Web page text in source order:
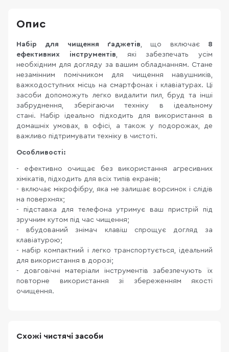
Опис
Набір для чищення ґаджетів, що включає 8
ефективних інструментів, які забезпечать усім
необхідним для догляду за вашим обладнанням. Стане
незамінним помічником для чищення навушників,
важкодоступних місць на смартфонах і клавіатурах. Ці
засоби допоможуть легко видалити пил, бруд та інші
забруднення, зберігаючи техніку в ідеальному
стані. Набір ідеально підходить для використання в
домашніх умовах, в офісі, а також у подорожах, де
важливо підтримувати техніку в чистоті.
Особливості:
- ефективно очищає без використання агресивних
хімікатів, підходить для всіх типів екранів;
- включає мікрофібру, яка не залишає ворсинок і слідів
на поверхнях;
- підставка для телефона утримує ваш пристрій під
зручним кутом під час чищення;
- вбудований знімач клавіш спрощує догляд за
клавіатурою;
- набір компактний і легко транспортується, ідеальний
для використання в дорозі;
- довговічні матеріали інструментів забезпечують їх
повторне використання зі збереженням якості
очищення.
Схожі чистячі засоби